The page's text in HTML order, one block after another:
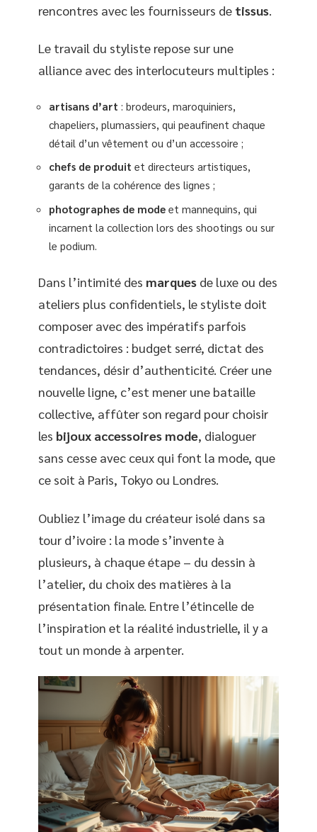
rencontres avec les fournisseurs de tissus
Le travail du styliste repose sur une
alliance avec des interlocuteurs multiples :
artisans d’art : brodeurs, maroquiniers,
chapeliers, plumassiers, qui peaufinent chaque
détail d’un vêtement ou d’un accessoire ;
chefs de produit et directeurs artistiques,
garants de la cohérence des lignes ;
photographes de mode et mannequins, qui
incarnent la collection lors des shootings ou sur
le podium.
Dans l’intimité des marques de luxe ou des
ateliers plus confidentiels, le styliste doit
composer avec des impératifs parfois
contradictoires : budget serré, dictat des
tendances, désir d’authenticité. Créer une
nouvelle ligne, c’est mener une bataille
collective, affûter son regard pour choisir
les bijoux accessoires mode, dialoguer
sans cesse avec ceux qui font la mode, que
ce soit à Paris, Tokyo ou Londres.
Oubliez l’image du créateur isolé dans sa
tour d’ivoire : la mode s’invente à
plusieurs, à chaque étape – du dessin à
l’atelier, du choix des matières à la
présentation finale. Entre l’étincelle de
l’inspiration et la réalité industrielle, il y a
tout un monde à arpenter.